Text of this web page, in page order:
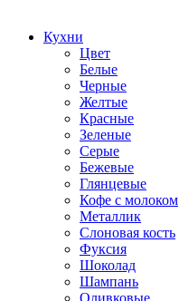
Кухни
Цвет
Белые
Черные
Желтые
Красные
Зеленые
Серые
Бежевые
Глянцевые
Кофе с молоком
Металлик
Слоновая кость
Фуксия
Шоколад
Шампань
Оливковые